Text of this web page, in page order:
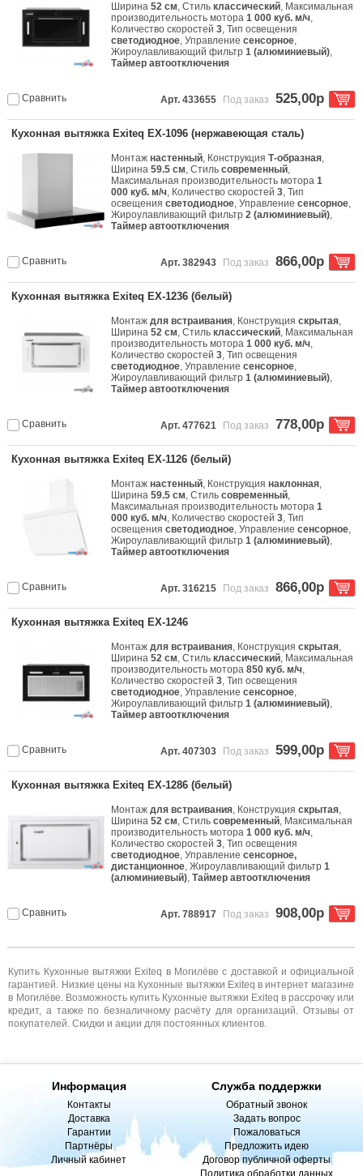
Купить Кухонные вытяжки Exiteq в Могилёве с доставкой и официальной
гарантией. Низкие цены на Кухонные вытяжки Exiteq в интернет магазине
в Могилёве. Возможность купить Кухонные вытяжки Exiteq в рассрочку или
кредит, а также по безналичному расчёту для организаций. Отзывы от
покупателей. Скидки и акции для постоянных клиентов.
Ширина52 см, Стильклассический, Максимальная
производительность мотора1 000 куб. м/ч,
Количество скоростей3, Тип освещения
светодиодное, Управлениесенсорное,
Жироулавливающий фильтр1 (алюминиевый),
Таймер автоотключения
Сравнить Арт. 433655 Под заказ 525,00р
Кухонная вытяжка Exiteq EX-1096 (нержавеющая сталь)
Монтажнастенный, КонструкцияТ-образная,
Ширина59.5 см, Стильсовременный,
Максимальная производительность мотора1
000 куб. м/ч, Количество скоростей3, Тип
освещениясветодиодное, Управлениесенсорное,
Жироулавливающий фильтр2 (алюминиевый),
Таймер автоотключения
Сравнить Арт. 382943 Под заказ 866,00р
Кухонная вытяжка Exiteq EX-1236 (белый)
Монтаждля встраивания, Конструкцияскрытая,
Ширина52 см, Стильклассический, Максимальная
производительность мотора1 000 куб. м/ч,
Количество скоростей3, Тип освещения
светодиодное, Управлениесенсорное,
Жироулавливающий фильтр1 (алюминиевый),
Таймер автоотключения
Сравнить Арт. 477621 Под заказ 778,00р
Кухонная вытяжка Exiteq EX-1126 (белый)
Монтажнастенный, Конструкциянаклонная,
Ширина59.5 см, Стильсовременный,
Максимальная производительность мотора1
000 куб. м/ч, Количество скоростей3, Тип
освещениясветодиодное, Управлениесенсорное,
Жироулавливающий фильтр1 (алюминиевый),
Таймер автоотключения
Сравнить Арт. 316215 Под заказ 866,00р
Кухонная вытяжка Exiteq EX-1246
Монтаждля встраивания, Конструкцияскрытая,
Ширина52 см, Стильклассический, Максимальная
производительность мотора850 куб. м/ч,
Количество скоростей3, Тип освещения
светодиодное, Управлениесенсорное,
Жироулавливающий фильтр1 (алюминиевый),
Таймер автоотключения
Сравнить Арт. 407303 Под заказ 599,00р
Кухонная вытяжка Exiteq EX-1286 (белый)
Монтаждля встраивания, Конструкцияскрытая,
Ширина52 см, Стильсовременный, Максимальная
производительность мотора1 000 куб. м/ч,
Количество скоростей3, Тип освещения
светодиодное, Управлениесенсорное,
дистанционное, Жироулавливающий фильтр1
(алюминиевый),Таймер автоотключения
Сравнить Арт. 788917 Под заказ 908,00р
Информация
Контакты
Доставка
Гарантии
Партнёры
Личный кабинет
Служба поддержки
Обратный звонок
Задать вопрос
Пожаловаться
Предложить идею
Договор публичной оферты
Политика обработки данных